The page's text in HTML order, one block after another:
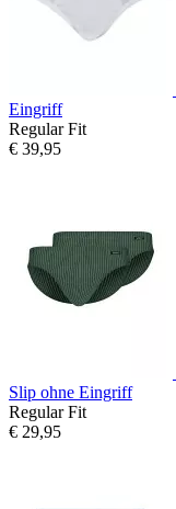
Eingriff
Regular Fit
€ 39,95
Slip ohne Eingriff
Regular Fit
€ 29,95